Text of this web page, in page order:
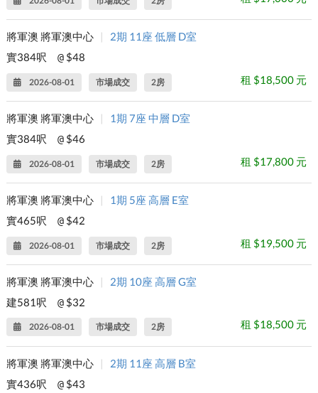
將軍澳 將軍澳中心 |
2期 11座 低層 D室
實384呎
@ $48
2026-08-01 市場成交 2房 租 $18,500 元
將軍澳 將軍澳中心 |
1期 7座 中層 D室
實384呎
@ $46
2026-08-01 市場成交 2房 租 $17,800 元
將軍澳 將軍澳中心 |
1期 5座 高層 E室
實465呎
@ $42
2026-08-01 市場成交 2房 租 $19,500 元
將軍澳 將軍澳中心 |
2期 10座 高層 G室
建581呎
@ $32
2026-08-01 市場成交 2房 租 $18,500 元
將軍澳 將軍澳中心 |
2期 11座 高層 B室
實436呎
@ $43